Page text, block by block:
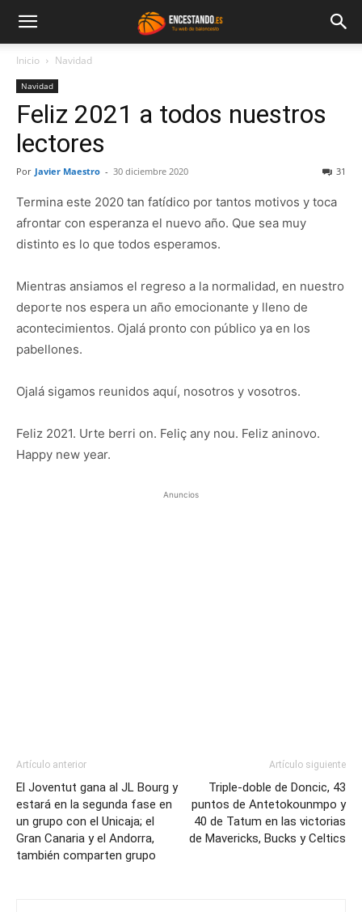
Inicio Navidad
Navidad
Feliz 2021 a todos nuestros
lectores
Por Javier Maestro - 30 diciembre 2020 31
Termina este 2020 tan fatídico por tantos motivos y toca
afrontar con esperanza el nuevo año. Que sea muy
distinto es lo que todos esperamos.
Mientras ansiamos el regreso a la normalidad, en nuestro
deporte nos espera un año emocionante y lleno de
acontecimientos. Ojalá pronto con público ya en los
pabellones.
Ojalá sigamos reunidos aquí, nosotros y vosotros.
Feliz 2021. Urte berri on. Feliç any nou. Feliz aninovo.
Happy new year.
Anuncios
Artículo anterior
El Joventut gana al JL Bourg y
estará en la segunda fase en
un grupo con el Unicaja; el
Gran Canaria y el Andorra,
también comparten grupo
Artículo siguiente
Triple-doble de Doncic, 43
puntos de Antetokounmpo y
40 de Tatum en las victorias
de Mavericks, Bucks y Celtics